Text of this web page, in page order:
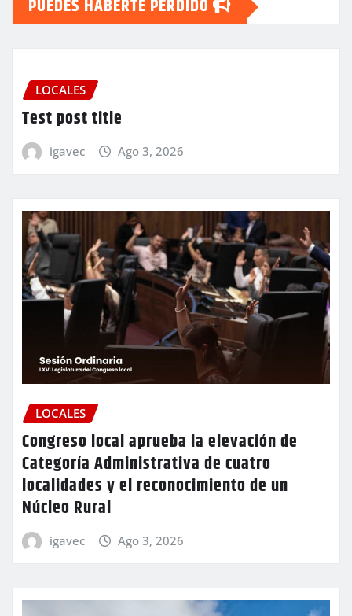
PUEDES HABERTE PERDIDO
LOCALES
Test post title
igavec Ago 3, 2026
LOCALES
Congreso local aprueba la elevación de
Categoría Administrativa de cuatro
localidades y el reconocimiento de un
Núcleo Rural
igavec Ago 3, 2026